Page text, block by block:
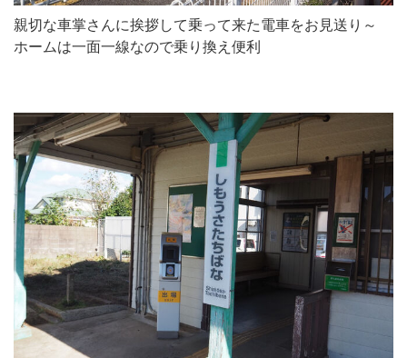
親切な車掌さんに挨拶して乗って来た電車をお見送り～
ホームは一面一線なので乗り換え便利